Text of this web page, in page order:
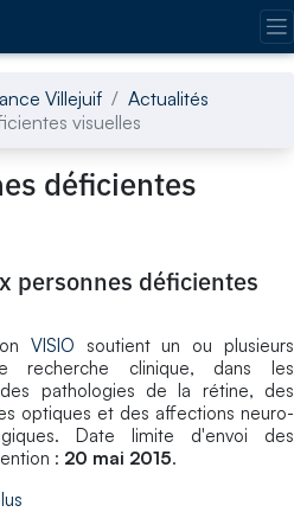
Villejuif
Actualités
visuelles
déficientes
personnes déficientes
VISIO soutient un ou plusieurs
recherche clinique, dans les
pathologies de la rétine, des
optiques et des affections neuro-
Date limite d'envoi des
: 20 mai 2015.